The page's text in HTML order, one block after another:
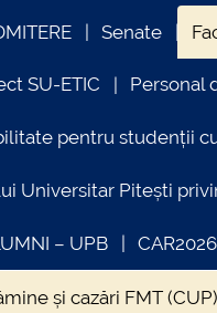
Senate
SU-ETIC Personal
pentru studenții
Universitar Pitești
– UPB CAR2026
și cazări FMT (CUP)